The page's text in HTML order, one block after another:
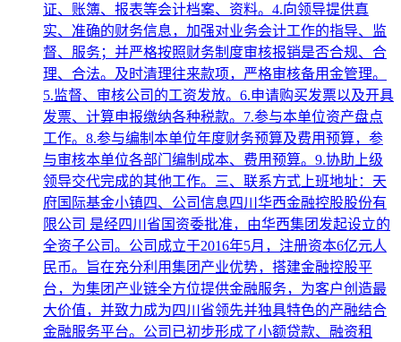
证、账簿、报表等会计档案、资料。4.向领导提供真
实、准确的财务信息，加强对业务会计工作的指导、监
督、服务；并严格按照财务制度审核报销是否合规、合
理、合法。及时清理往来款项，严格审核备用金管理。
5.监督、审核公司的工资发放。6.申请购买发票以及开具
发票、计算申报缴纳各种税款。7.参与本单位资产盘点
工作。8.参与编制本单位年度财务预算及费用预算，参
与审核本单位各部门编制成本、费用预算。9.协助上级
领导交代完成的其他工作。三、联系方式上班地址：天
府国际基金小镇四、公司信息四川华西金融控股股份有
限公司 是经四川省国资委批准，由华西集团发起设立的
全资子公司。公司成立于2016年5月，注册资本6亿元人
民币。旨在充分利用集团产业优势，搭建金融控股平
台，为集团产业链全方位提供金融服务，为客户创造最
大价值，并致力成为四川省领先并独具特色的产融结合
金融服务平台。公司已初步形成了小额贷款、融资租